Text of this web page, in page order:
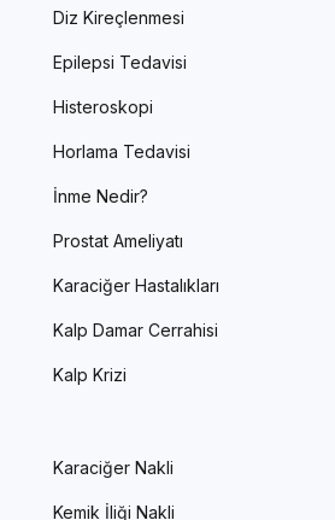
Diz Kireçlenmesi
Epilepsi Tedavisi
Histeroskopi
Horlama Tedavisi
İnme Nedir?
Prostat Ameliyatı
Karaciğer Hastalıkları
Kalp Damar Cerrahisi
Kalp Krizi
Karaciğer Nakli
Kemik İliği Nakli